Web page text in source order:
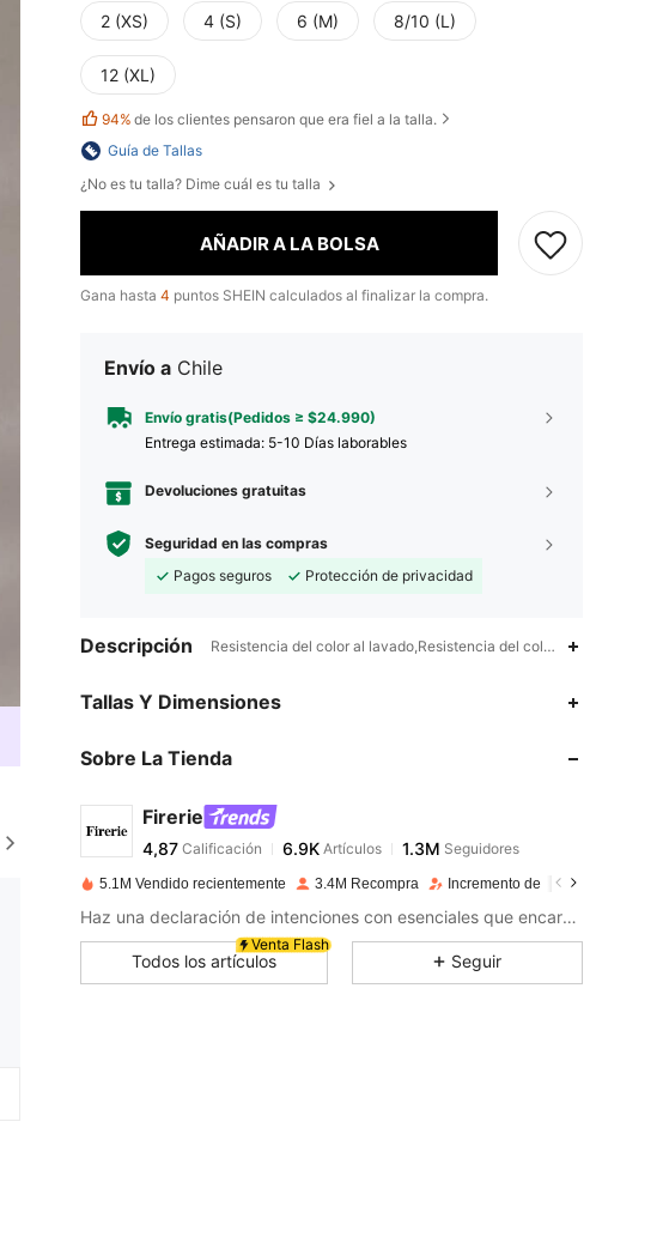
2 (XS) 4 (S) 6 (M) 8/10 (L)
12 (XL)
94% de los clientes pensaron que era fiel a la talla.
Guía de Tallas
¿No es tu talla? Dime cuál es tu talla
AÑADIR A LA BOLSA
Gana hasta 4 puntos SHEIN calculados al finalizar la compra.
Envío a Chile
Envío gratis(Pedidos ≥ $24.990)
Entrega estimada: 5-10 Días laborables
Devoluciones gratuitas
Seguridad en las compras
Pagos seguros
Protección de privacidad
Descripción Resistencia del color al lavado,Resistencia del color al
Tallas Y Dimensiones
Sobre La Tienda
Firerie
4,87
4,87 Calificación
m***apagó Hace 1 día
4,87 1.3M
5.1M Vendido recientemente 3.4M Recompra Incremento de seguidores de
Haz una declaración de intenciones con esenciales que encarnan la confianza y la elegancia de la sofisticación moderna.
Venta Flash
Todos los artículos Seguir